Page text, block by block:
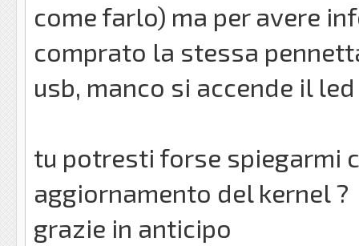
come farlo) ma per avere
comprato la stessa
usb, manco si accende il led
tu potresti forse spiegarmi
aggiornamento del kernel ?
grazie in anticipo